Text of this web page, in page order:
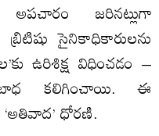
జరినట్లుగా
బ్రిటిషు సైనికాధికారులను
ఉరిశిక్ష విధించడం –
బాధ కలిగించాయి. ఈ
‘అతివాద’ ధోరణి.